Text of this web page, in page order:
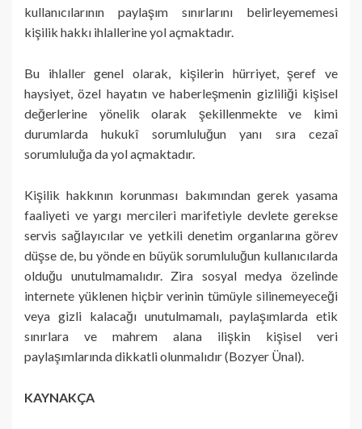
kullanıcılarının paylaşım sınırlarını belirleyememesi
kişilik hakkı ihlallerine yol açmaktadır.
Bu ihlaller genel olarak, kişilerin hürriyet, şeref ve
haysiyet, özel hayatın ve haberleşmenin gizliliği kişisel
değerlerine yönelik olarak şekillenmekte ve kimi
durumlarda hukukî sorumluluğun yanı sıra cezaî
sorumluluğa da yol açmaktadır.
Kişilik hakkının korunması bakımından gerek yasama
faaliyeti ve yargı mercileri marifetiyle devlete gerekse
servis sağlayıcılar ve yetkili denetim organlarına görev
düşse de, bu yönde en büyük sorumluluğun kullanıcılarda
olduğu unutulmamalıdır. Zira sosyal medya özelinde
internete yüklenen hiçbir verinin tümüyle silinemeyeceği
veya gizli kalacağı unutulmamalı, paylaşımlarda etik
sınırlara ve mahrem alana ilişkin kişisel veri
paylaşımlarında dikkatli olunmalıdır (Bozyer Ünal).
KAYNAKÇA